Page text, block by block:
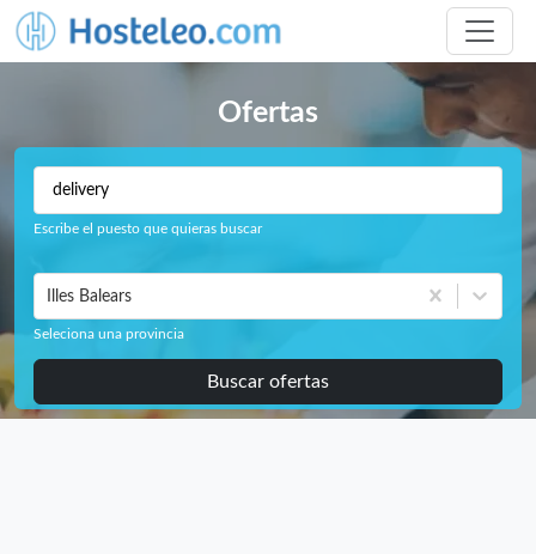
Ofertas
Escribe el puesto que quieras buscar
Illes Balears
Seleciona una provincia
Buscar ofertas